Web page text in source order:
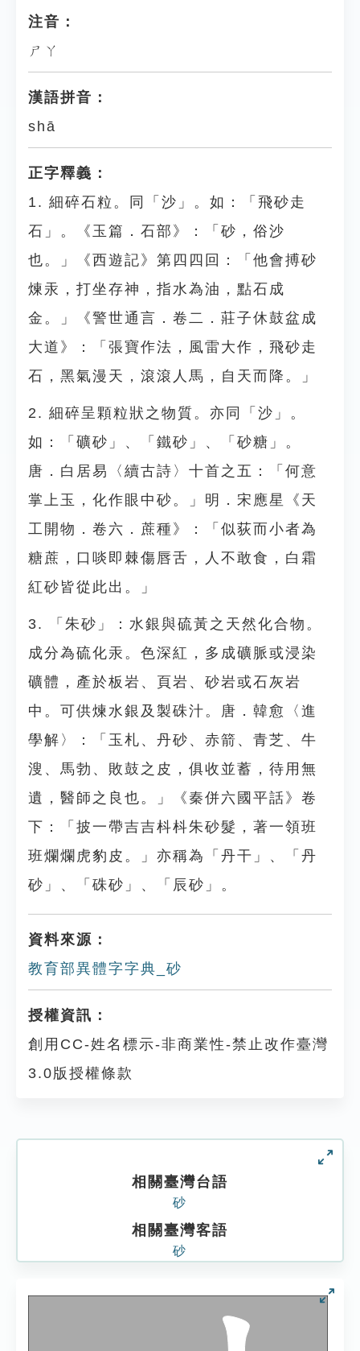
注音：
ㄕㄚ
漢語拼音：
shā
正字釋義：
1. 細碎石粒。同「沙」。如：「飛砂走
石」。《玉篇．石部》：「砂，俗沙
也。」《西遊記》第四四回：「他會搏砂
煉汞，打坐存神，指水為油，點石成
金。」《警世通言．卷二．莊子休鼓盆成
大道》：「張寶作法，風雷大作，飛砂走
石，黑氣漫天，滾滾人馬，自天而降。」
2. 細碎呈顆粒狀之物質。亦同「沙」。
如：「礦砂」、「鐵砂」、「砂糖」。
唐．白居易〈續古詩〉十首之五：「何意
掌上玉，化作眼中砂。」明．宋應星《天
工開物．卷六．蔗種》：「似荻而小者為
糖蔗，口啖即棘傷唇舌，人不敢食，白霜
紅砂皆從此出。」
3. 「朱砂」：水銀與硫黃之天然化合物。
成分為硫化汞。色深紅，多成礦脈或浸染
礦體，產於板岩、頁岩、砂岩或石灰岩
中。可供煉水銀及製硃汁。唐．韓愈〈進
學解〉：「玉札、丹砂、赤箭、青芝、牛
溲、馬勃、敗鼓之皮，俱收並蓄，待用無
遺，醫師之良也。」《秦併六國平話》卷
下：「披一帶吉吉枓枓朱砂髮，著一領班
班爛爛虎豹皮。」亦稱為「丹干」、「丹
砂」、「硃砂」、「辰砂」。
資料來源：
教育部異體字字典_砂
授權資訊：
創用CC-姓名標示-非商業性-禁止改作臺灣
3.0版授權條款
相關臺灣台語
砂
相關臺灣客語
砂